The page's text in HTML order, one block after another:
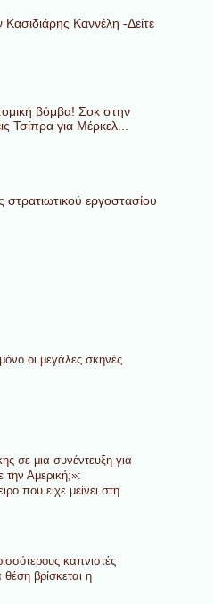
Καννέλη -Δείτε
βόμβα! Σοκ στην
Τσίπρα για Μέρκελ...
εργοστασίου
μόνο οι μεγάλες σκηνές
σε μια συνέντευξη για
την Αμερική;»:
που είχε μείνει στη
καπνιστές
βρίσκεται η